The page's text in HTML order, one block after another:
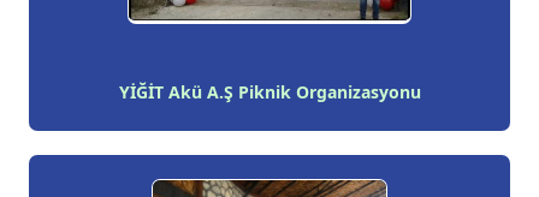
YİĞİT Akü A.Ş Piknik Organizasyonu